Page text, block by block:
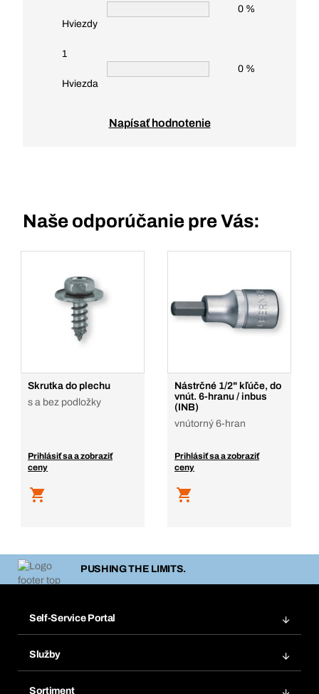
Hviezdy
0 %
1
Hviezda
0 %
Napísať hodnotenie
Naše odporúčanie pre Vás:
Skrutka do plechu
s a bez podložky
Prihlásiť sa a zobraziť
ceny
Nástrčné 1/2" kľúče, do
vnút. 6-hranu / inbus
(INB)
vnútorný 6-hran
Prihlásiť sa a zobraziť
ceny
PUSHING THE LIMITS.
Self-Service Portal
Obľúbené
Služby
Sortiment